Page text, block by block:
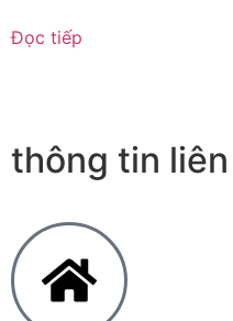
Đọc tiếp
thông tin